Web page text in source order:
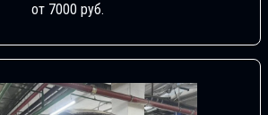
от 7000 руб.